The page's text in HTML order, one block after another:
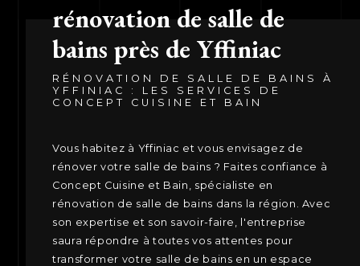
rénovation de salle de
bains près de Yffiniac
RÉNOVATION DE SALLE DE BAINS À
YFFINIAC : LES SERVICES DE
CONCEPT CUISINE ET BAIN
Vous habitez à Yffiniac et vous envisagez de
rénover votre salle de bains ? Faites confiance à
Concept Cuisine et Bain, spécialiste en
rénovation de salle de bains dans la région. Avec
son expertise et son savoir-faire, l'entreprise
saura répondre à toutes vos attentes pour
transformer votre salle de bains en un espace